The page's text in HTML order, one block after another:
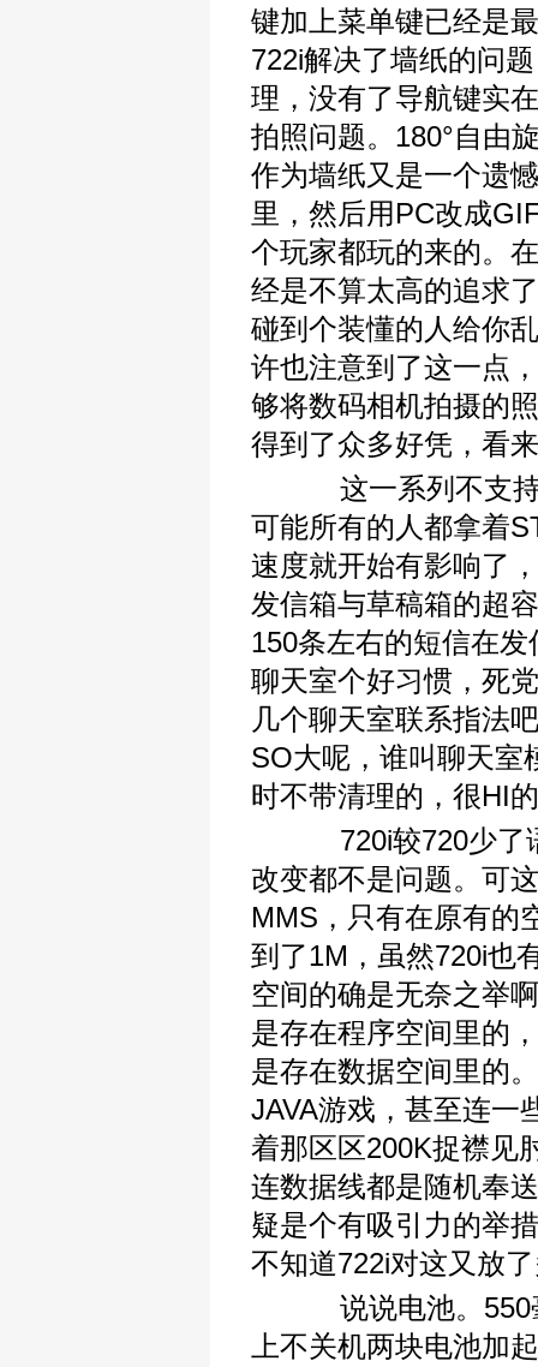
键加上菜单键已经是
722i解决了墙纸的问
理，没有了导航键实
拍照问题。180°自由
作为墙纸又是一个遗
里，然后用PC改成
个玩家都玩的来的。
经是不算太高的追求
碰到个装懂的人给你
许也注意到了这一点
够将数码相机拍摄的
得到了众多好凭，看
这一系列不支持
可能所有的人都拿着
速度就开始有影响了
发信箱与草稿箱的超
150条左右的短信在
聊天室个好习惯，死
几个聊天室联系指法
SO大呢，谁叫聊天室
时不带清理的，很HI
720i较720少了语
改变都不是问题。可
MMS，只有在原有的
到了1M，虽然720i也
空间的确是无奈之举
是存在程序空间里的
是存在数据空间里的
JAVA游戏，甚至连一
着那区区200K捉襟见
连数据线都是随机奉
疑是个有吸引力的举
不知道722i对这又放
说说电池。550
上不关机两块电池加